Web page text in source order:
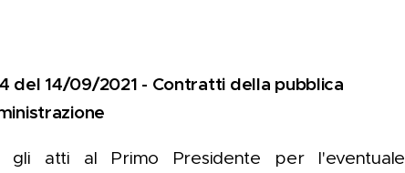
del 14/09/2021 - Contratti della pubblica
gli atti al Primo Presidente per l'eventuale